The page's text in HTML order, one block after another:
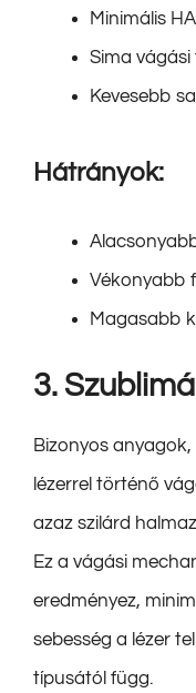
Minimális
Sima vágási
Kevesebb
Hátrányok:
Vékonyabb
Magasabb
3.
Bizonyos
lézerrel történő
azaz szilárd
Ez a vágási
eredményez,
sebesség a lézer
típusától függ.